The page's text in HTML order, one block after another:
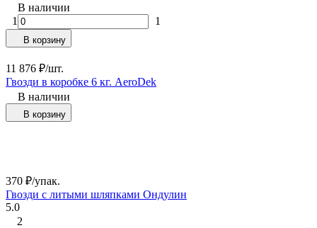
В наличии
1
1
В корзину
11 876 ₽/шт.
Гвозди в коробке 6 кг. AeroDek
В наличии
В корзину
370 ₽/упак.
Гвозди с литыми шляпками Ондулин
5.0
2